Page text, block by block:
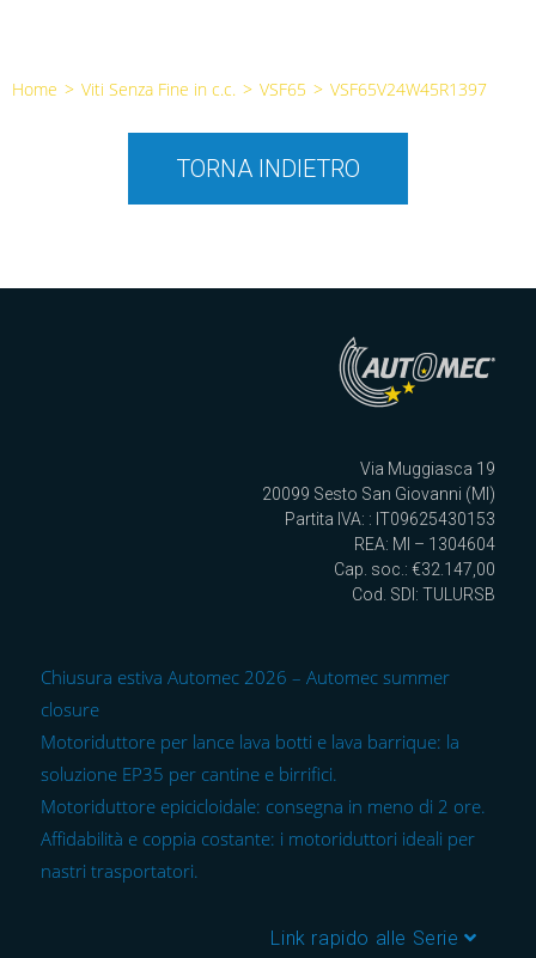
Home > Viti Senza Fine in c.c. > VSF65 > VSF65V24W45R1397
TORNA INDIETRO
Via Muggiasca 19
20099 Sesto San Giovanni (MI)
Partita IVA: : IT09625430153
REA: MI – 1304604
Cap. soc.: €32.147,00
Cod. SDI: TULURSB
Chiusura estiva Automec 2026 – Automec summer
closure
Motoriduttore per lance lava botti e lava barrique: la
soluzione EP35 per cantine e birrifici.
Motoriduttore epicicloidale: consegna in meno di 2 ore.
Affidabilità e coppia costante: i motoriduttori ideali per
nastri trasportatori.
Link rapido alle Serie